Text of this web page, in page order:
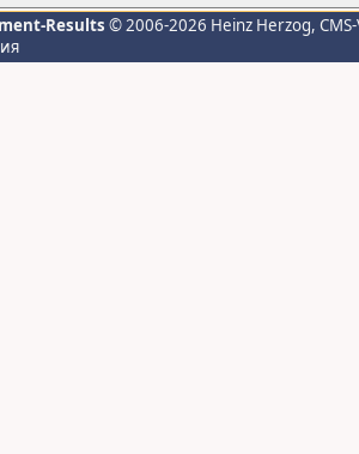
Results © 2006-2026 Heinz Herzog,